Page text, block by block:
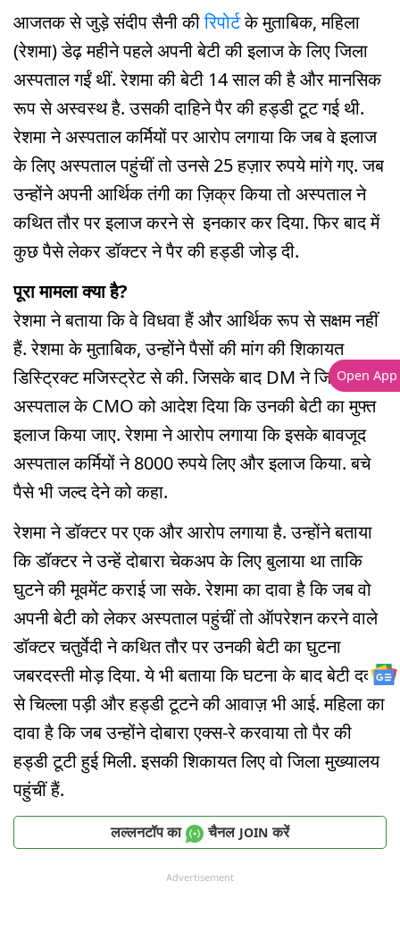
आजतक से जुड़े संदीप सैनी कीरिपोर्टके मुताबिक, महिला
(रेशमा) डेढ़ महीने पहले अपनी बेटी की इलाज के लिए जिला
अस्पताल गईं थीं. रेशमा की बेटी 14 साल की है और मानसिक
रूप से अस्वस्थ है. उसकी दाहिने पैर की हड्डी टूट गई थी.
रेशमा ने अस्पताल कर्मियों पर आरोप लगाया कि जब वे इलाज
के लिए अस्पताल पहुंचीं तो उनसे 25 हज़ार रुपये मांगे गए. जब
उन्होंने अपनी आर्थिक तंगी का ज़िक्र किया तो अस्पताल ने
कथित तौर पर इलाज करने से इनकार कर दिया. फिर बाद में
कुछ पैसे लेकर डॉक्टर ने पैर की हड्डी जोड़ दी.
पूरा मामला क्या है?
रेशमा ने बताया कि वे विधवा हैं और आर्थिक रूप से सक्षम नहीं
हैं. रेशमा के मुताबिक, उन्होंने पैसों की मांग की शिकायत
डिस्ट्रिक्ट मजिस्ट्रेट से की. जिसके बाद DM ने जिला
अस्पताल के CMO को आदेश दिया कि उनकी बेटी का मुफ्त
इलाज किया जाए. रेशमा ने आरोप लगाया कि इसके बावजूद
अस्पताल कर्मियों ने 8000 रुपये लिए और इलाज किया. बचे
पैसे भी जल्द देने को कहा.
रेशमा ने डॉक्टर पर एक और आरोप लगाया है. उन्होंने बताया
कि डॉक्टर ने उन्हें दोबारा चेकअप के लिए बुलाया था ताकि
घुटने की मूवमेंट कराई जा सके. रेशमा का दावा है कि जब वो
अपनी बेटी को लेकर अस्पताल पहुंचीं तो ऑपरेशन करने वाले
डॉक्टर चतुर्वेदी ने कथित तौर पर उनकी बेटी का घुटना
जबरदस्ती मोड़ दिया. ये भी बताया कि घटना के बाद बेटी दर्द
से चिल्ला पड़ी और हड्डी टूटने की आवाज़ भी आई. महिला का
दावा है कि जब उन्होंने दोबारा एक्स-रे करवाया तो पैर की
हड्डी टूटी हुई मिली. इसकी शिकायत लिए वो जिला मुख्यालय
पहुंचीं हैं.
लल्लनटॉप का चैनल JOIN करें
Advertisement
Open App